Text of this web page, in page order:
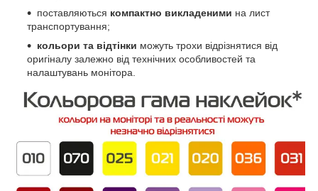
поставляються компактно викладеними на лист
транспортування;
кольори та відтінки можуть трохи відрізнятися від
оригіналу залежно від технічних особливостей та
налаштувань монітора.